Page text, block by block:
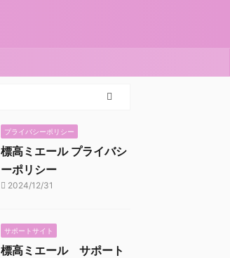
プライバシーポリシー
標高ミエール プライバシ
ーポリシー
2024/12/31
サポートサイト
標高ミエール サポート